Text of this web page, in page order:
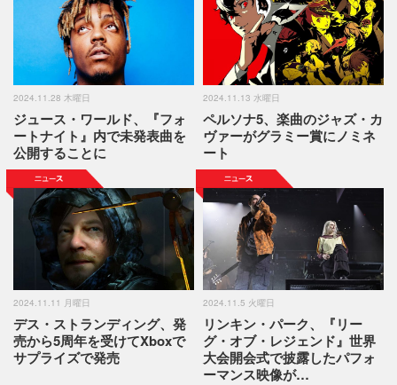
2024.11.28 木曜日
ジュース・ワールド、『フォ
ートナイト』内で未発表曲を
公開することに
2024.11.13 水曜日
ペルソナ5、楽曲のジャズ・カ
ヴァーがグラミー賞にノミネ
ート
2024.11.11 月曜日
デス・ストランディング、発
売から5周年を受けてXboxで
サプライズで発売
2024.11.5 火曜日
リンキン・パーク、『リー
グ・オブ・レジェンド』世界
大会開会式で披露したパフォ
ーマンス映像が…